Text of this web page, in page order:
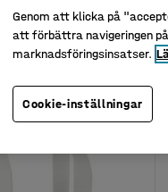
Höjd
Genom att klicka på
att förbättra navigeringen
marknadsföringsinsatser.
Cookie-inställningar